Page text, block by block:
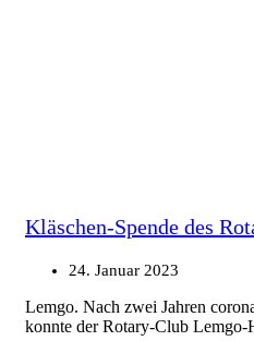
Kläschen-Spende des
24. Januar 2023
Lemgo. Nach zwei Jahren
konnte der Rotary-Club Lemgo-